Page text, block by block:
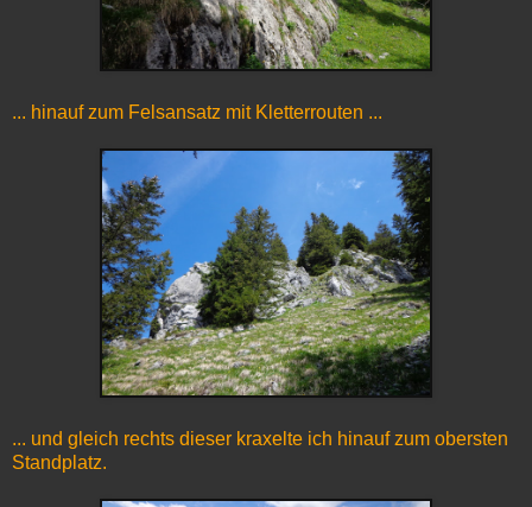
... hinauf zum Felsansatz mit Kletterrouten ...
... und gleich rechts dieser kraxelte ich hinauf zum obersten
Standplatz.